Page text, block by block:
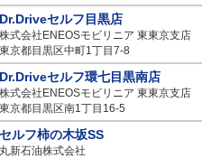
Dr.Driveセルフ目黒店
株式会社ENEOSモビリニア 東東京支店
東京都目黒区中町1丁目7-8
Dr.Driveセルフ環七目黒南店
株式会社ENEOSモビリニア 東東京支店
東京都目黒区南1丁目16-5
セルフ柿の木坂SS
丸新石油株式会社